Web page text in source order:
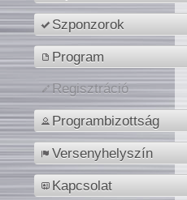
Szponzorok
Program
Regisztráció
Programbizottság
Versenyhelyszín
Kapcsolat